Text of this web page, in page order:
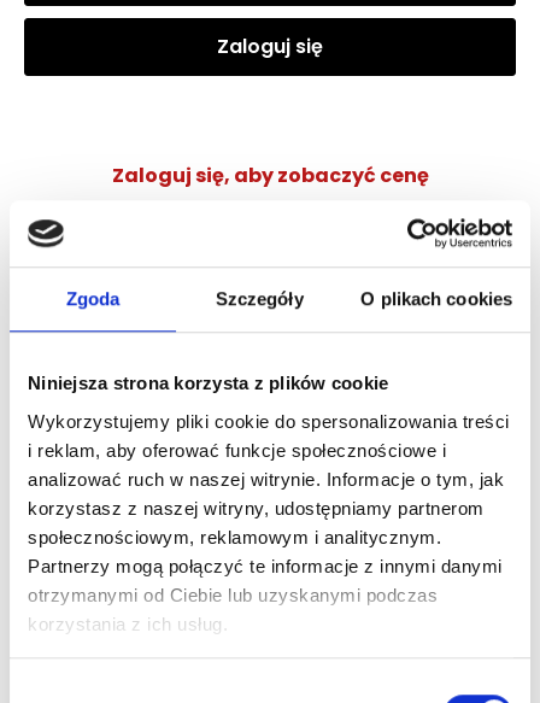
Zgoda Szczegóły O plikach cookies
Niniejsza strona korzysta z plików cookie
Wykorzystujemy pliki cookie do spersonalizowania treści
i reklam, aby oferować funkcje społecznościowe i
analizować ruch w naszej witrynie. Informacje o tym, jak
korzystasz z naszej witryny, udostępniamy partnerom
społecznościowym, reklamowym i analitycznym.
Partnerzy mogą połączyć te informacje z innymi danymi
otrzymanymi od Ciebie lub uzyskanymi podczas
korzystania z ich usług.
Zaloguj się
Zaloguj się, aby zobaczyć cenę
DOLCE&GABBANA DEVOTION POUR HOMME EDP
Zaloguj się
Dlaczego warto?
Oryginalny produkt z autoryzowanej
dystrybucji
Wysyłka 24h z magazynu w Polsce